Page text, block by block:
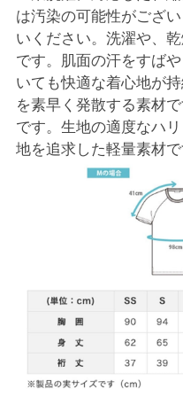
は汚染の可能性がござ
いください。洗濯や、
です。肌面の汗をすば
いても快適な着心地が
を素早く発散する素材
です。生地の適度なハ
地を追求した軽量素材で